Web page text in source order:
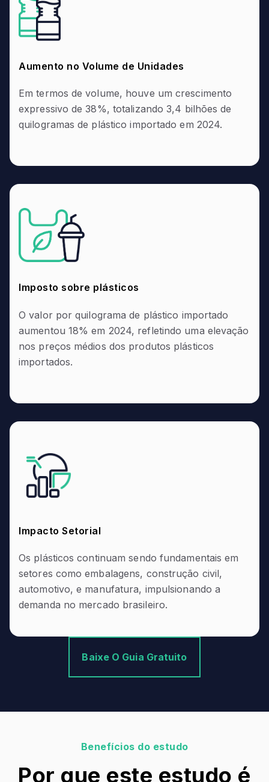
Aumento no Volume de Unidades
Em termos de volume, houve um crescimento
expressivo de 38%, totalizando 3,4 bilhões de
quilogramas de plástico importado em 2024.
Imposto sobre plásticos
O valor por quilograma de plástico importado
aumentou 18% em 2024, refletindo uma elevação
nos preços médios dos produtos plásticos
importados.
Impacto Setorial
Os plásticos continuam sendo fundamentais em
setores como embalagens, construção civil,
automotivo, e manufatura, impulsionando a
demanda no mercado brasileiro.
Baixe O Guia Gratuito
Benefícios do estudo
Por que este estudo é